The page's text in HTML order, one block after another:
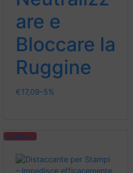
are e
Bloccare la
Ruggine
€17,09-5%
In Offerta